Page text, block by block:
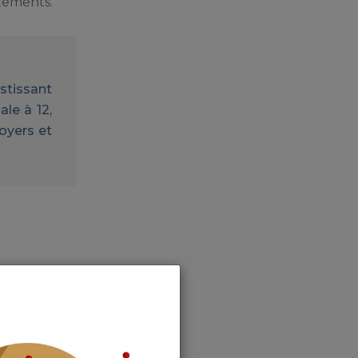
à 12,
et